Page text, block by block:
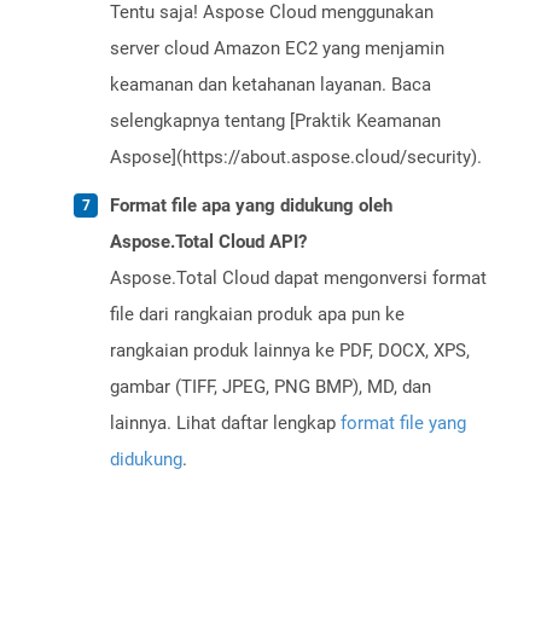
Tentu saja! Aspose Cloud menggunakan
server cloud Amazon EC2 yang menjamin
keamanan dan ketahanan layanan. Baca
selengkapnya tentang [Praktik Keamanan
Aspose](https://about.aspose.cloud/security).
Format file apa yang didukung oleh
Aspose.Total Cloud API?
Aspose.Total Cloud dapat mengonversi format
file dari rangkaian produk apa pun ke
rangkaian produk lainnya ke PDF, DOCX, XPS,
gambar (TIFF, JPEG, PNG BMP), MD, dan
lainnya. Lihat daftar lengkap format file yang
didukung.